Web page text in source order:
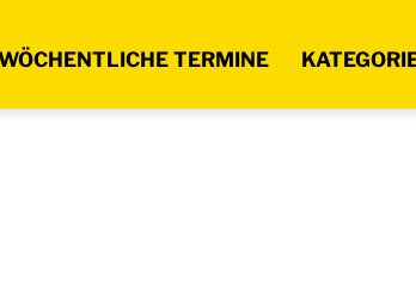
TERMINE